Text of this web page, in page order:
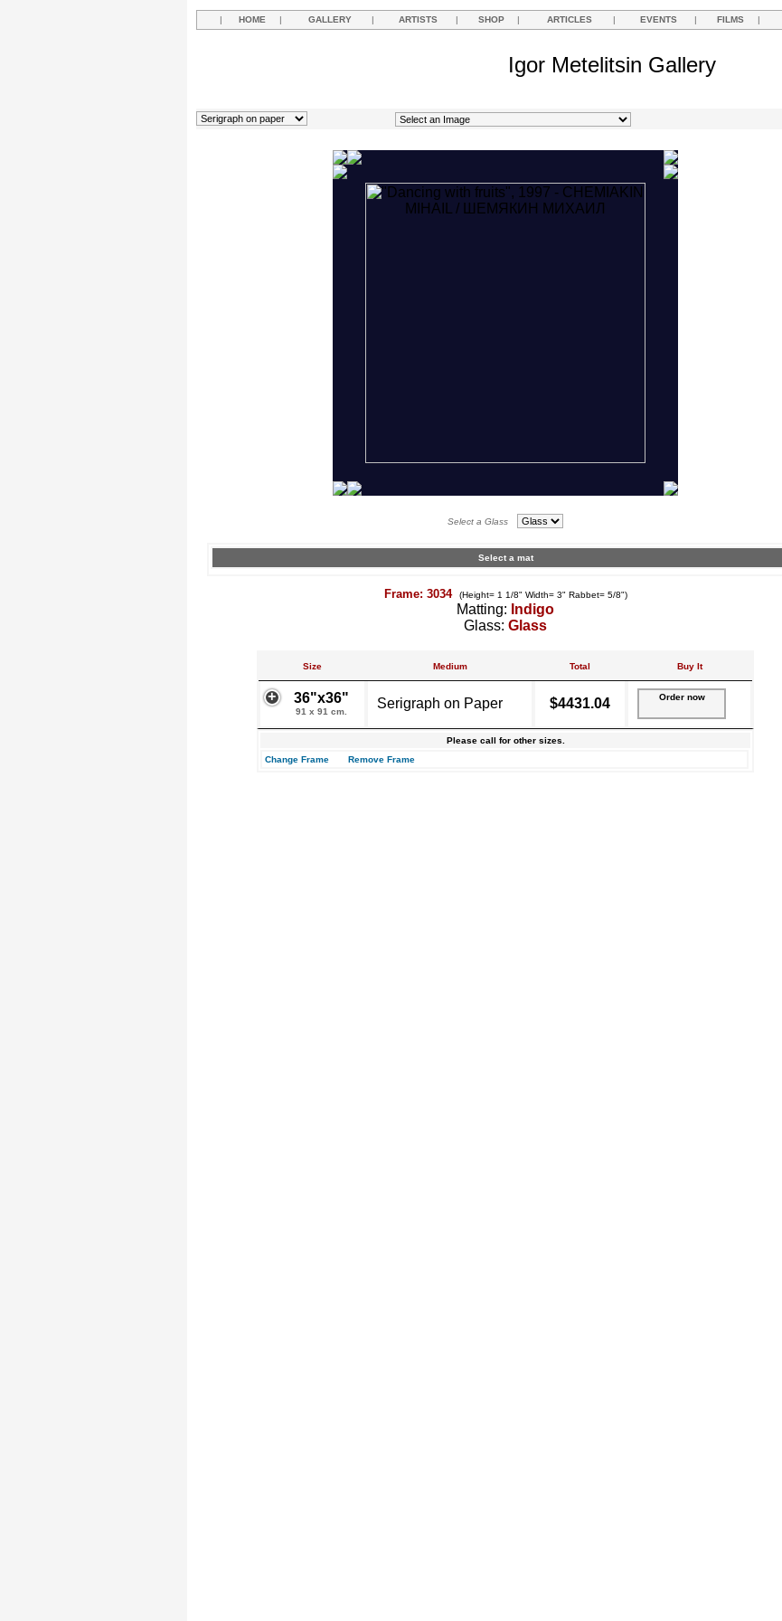
| HOME | GALLERY | ARTISTS | SHOP | ARTICLES | EVENTS | FILMS |
Igor Metelitsin Gallery
Select a Glass
Select a mat
Frame: 3034 (Height= 1 1/8" Width= 3" Rabbet= 5/8")
Matting: Indigo
Glass: Glass
Size Medium Total Buy It
36"x36"
91 x 91 cm.
Serigraph on Paper $4431.04 Order now
Please call for other sizes.
Change Frame
Remove Frame